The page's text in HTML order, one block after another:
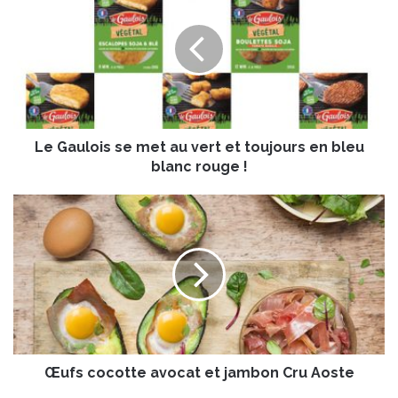
e
t
u
v
r
t
e
Le Gaulois se met au vert et toujours en bleu
blanc rouge !
Œ
u
s
c
o
t
Œufs cocotte avocat et jambon Cru Aoste